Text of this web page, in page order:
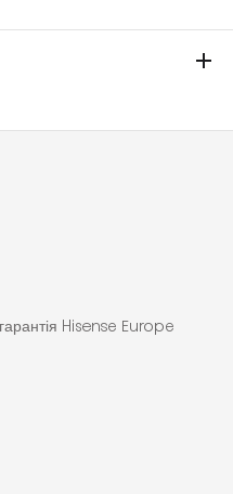
Hisense Europe